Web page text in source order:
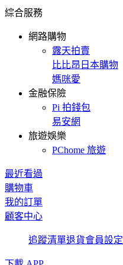
綜合服務
網路購物
露天拍賣
比比昂日本購物
媽咪愛
金融保險
Pi 拍錢包
易安網
旅遊娛樂
PChome 旅遊
最近看過
購物車
我的訂單
顧客中心
追蹤清單退貨會員設定